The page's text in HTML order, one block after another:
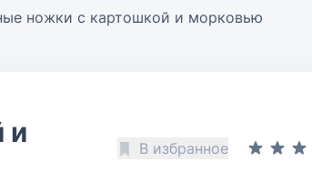
ножки с картошкой и морковью
и
В избранное